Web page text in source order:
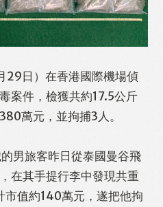
Twitter Line
29日）在香港國際機場偵
案件，檢獲共約17.5公斤
萬元，並拘捕3人。
男旅客昨日從泰國曼谷飛
在其手提行李中發現共重
值約140萬元，遂把他拘